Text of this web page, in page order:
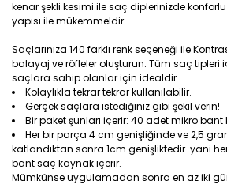
kenar şekli kesimi ile saç diplerinizde
yapısı ile mükemmeldir.
Saçlarınıza 140 farklı renk seçeneği ile
balayaj ve röfleler oluşturun. Tüm saç tipleri
saçlara sahip olanlar için idealdir.
Kolaylıkla tekrar tekrar kullanılabilir.
Gerçek saçlara istediğiniz gibi şekil verin!
Bir paket şunları içerir: 40 adet mikro
Her bir parça 4 cm genişliğinde ve 2,5
katlandıktan sonra 1cm genişliktedir. yani
bant saç kaynak içerir.
Mümkünse uygulamadan sonra en az iki gün